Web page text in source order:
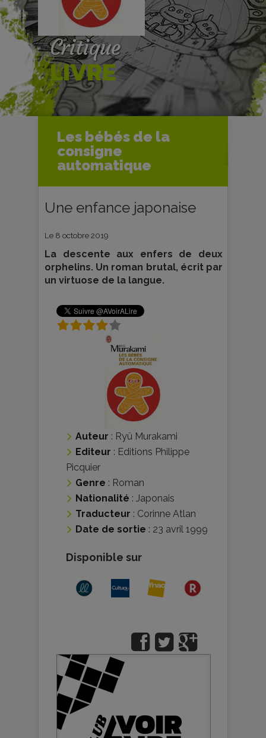
Critique
LIVRE
Les bébés de la
consigne
automatique
Accueil Livres Critiques livres
Les bébés de la consigne
automatique
Une enfance japonaise
Le 8 octobre 2019
La descente aux enfers de deux
orphelins. Un roman brutal, écrit par
un virtuose de la langue.
Auteur : Ryû Murakami
Editeur : Editions Philippe
Picquier
Genre : Roman
Nationalité : Japonais
Traducteur : Corinne Atlan
Date de sortie : 23 avril 1999
Disponible sur